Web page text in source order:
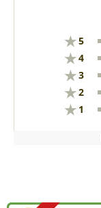
★5
★4
★3
★2
★ 1